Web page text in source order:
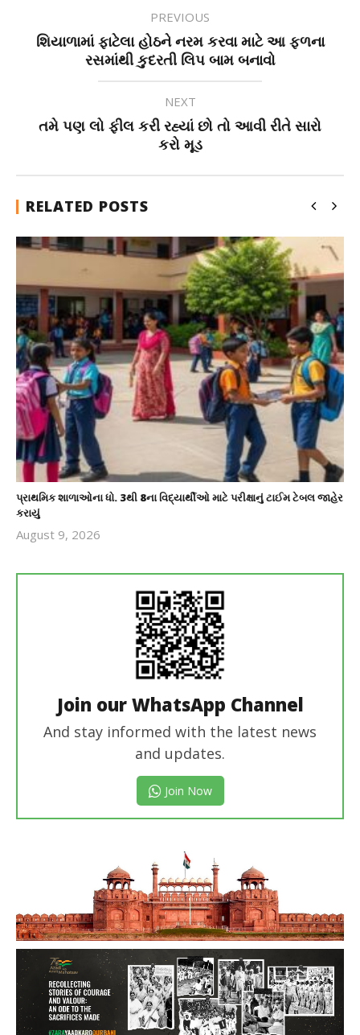
PREVIOUS
શિયાળામાં ફાટેલા હોઠને નરમ કરવા માટે આ ફળના
રસમાંથી કુદરતી લિપ બામ બનાવો
NEXT
તમે પણ લો ફીલ કરી રહ્યાં છો તો આવી રીતે સારો
કરો મૂડ
RELATED POSTS
પ્રાથમિક શાળાઓના ધો. 3થી 8ના વિદ્યાર્થીઓ માટે પરીક્ષાનું ટાઈમ ટેબલ જાહેર
કરાયું
August 9, 2026
Join our WhatsApp Channel
And stay informed with the latest news
and updates.
Join Now